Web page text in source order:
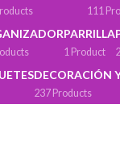
111
PARRILLA
1 Product
DECORACIÓN
237 Products